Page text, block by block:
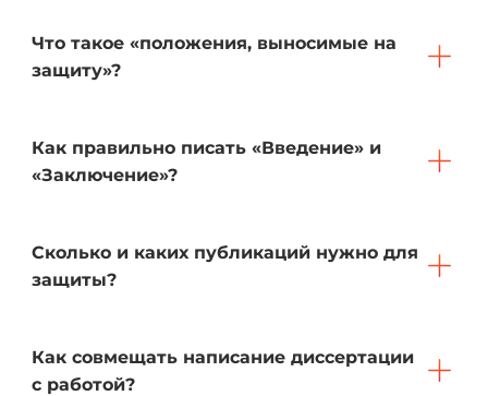
Что такое «положения, выносимые на
защиту»?
Как правильно писать «Введение» и
«Заключение»?
Сколько и каких публикаций нужно для
защиты?
Как совмещать написание диссертации
с работой?